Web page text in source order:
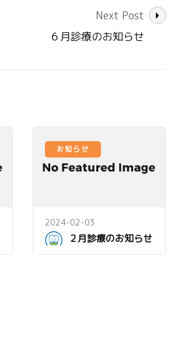
Next Post
６月診療のお知らせ
お知らせ
2024-02-03
２月診療のお知らせ